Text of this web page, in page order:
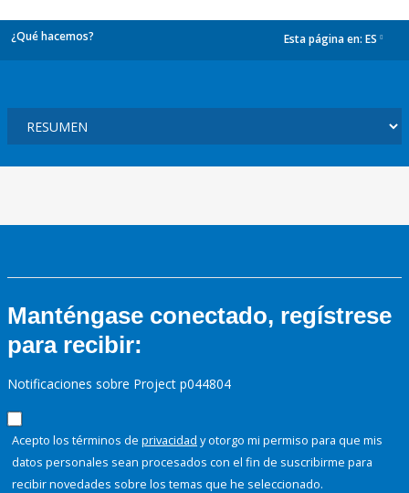
¿Qué hacemos? Esta página en: ES
Manténgase conectado, regístrese
para recibir:
Notificaciones sobre Project p044804
Acepto los términos de privacidad y otorgo mi permiso para que mis
datos personales sean procesados con el fin de suscribirme para
recibir novedades sobre los temas que he seleccionado.